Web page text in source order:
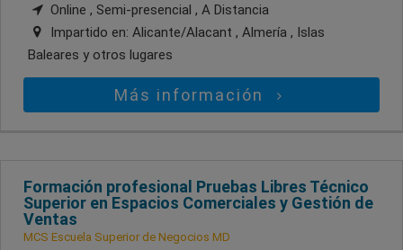
Online , Semi-presencial , A Distancia
Impartido en: Alicante/Alacant , Almería , Islas
Baleares y otros lugares
Más información
Formación profesional Pruebas Libres Técnico
Superior en Espacios Comerciales y Gestión de
Ventas
MCS Escuela Superior de Negocios MD